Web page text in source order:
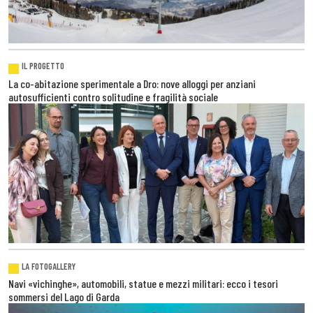
IL PROGETTO
La co-abitazione sperimentale a Dro: nove alloggi per anziani
autosufficienti contro solitudine e fragilità sociale
LA FOTOGALLERY
Navi «vichinghe», automobili, statue e mezzi militari: ecco i tesori
sommersi del Lago di Garda